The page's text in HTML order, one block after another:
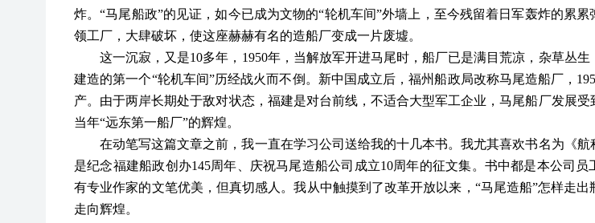
炸。“马尾船政”的见证，如今已成为文物的“轮机车间”外墙上，至今残留着日军轰炸的累累
领工厂，大肆破坏，使这座赫赫有名的造船厂变成一片废墟。
这一沉寂，又是10多年，1950年，当解放军开进马尾时，船厂已是满目荒凉，杂草丛
建造的第一个“轮机车间”历经战火而不倒。新中国成立后，福州船政局改称马尾造船厂，
产。由于两岸长期处于敌对状态，福建是对台前线，不适合大型军工企业，马尾船厂发展受
当年“远东第一船厂”的辉煌。
在动笔写这篇文章之前，我一直在学习公司送给我的十几本书。我尤其喜欢书名为《航
是纪念福建船政创办145周年、庆祝马尾造船公司成立10周年的征文集。书中都是本公司员
有专业作家的文笔优美，但真切感人。我从中触摸到了改革开放以来，“马尾造船”怎样走出
走向辉煌。